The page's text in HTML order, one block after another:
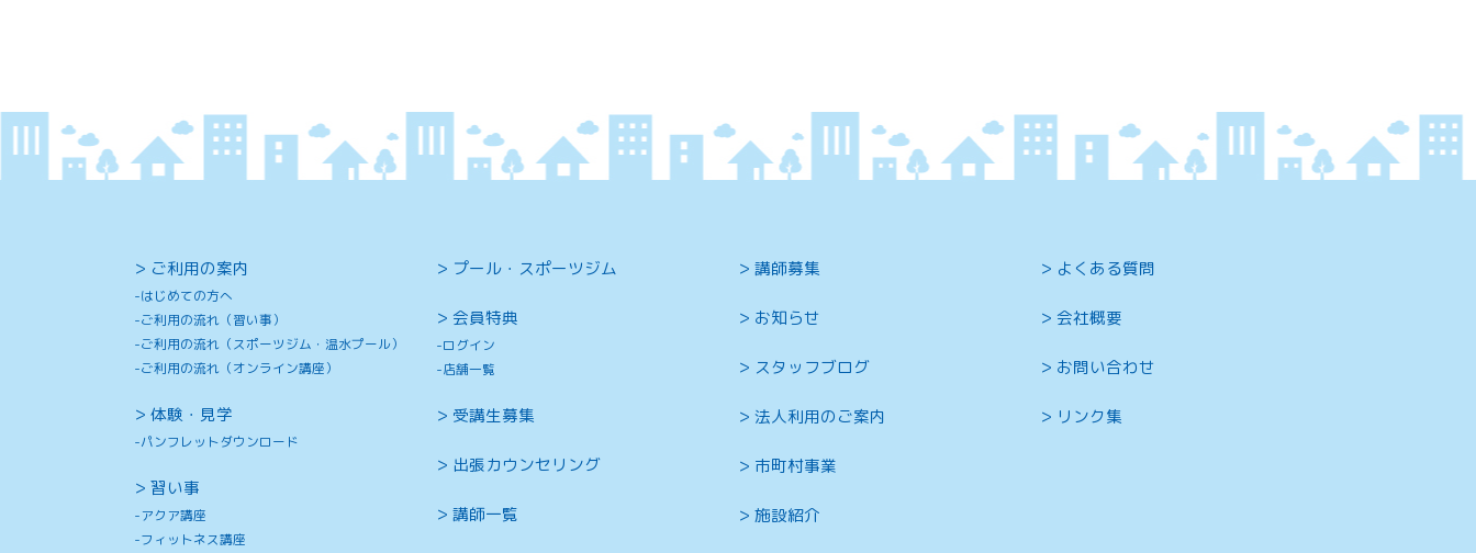
ご利用の案内
はじめての方へ
ご利用の流れ（習い事）
ご利用の流れ（スポーツジム・温水プール）
ご利用の流れ（オンライン講座）
体験・見学
パンフレットダウンロード
習い事
アクア講座
フィットネス講座
プール・スポーツジム
会員特典
ログイン
店舗一覧
受講生募集
出張カウンセリング
講師一覧
講師募集
お知らせ
スタッフブログ
法人利用のご案内
市町村事業
施設紹介
よくある質問
会社概要
お問い合わせ
リンク集